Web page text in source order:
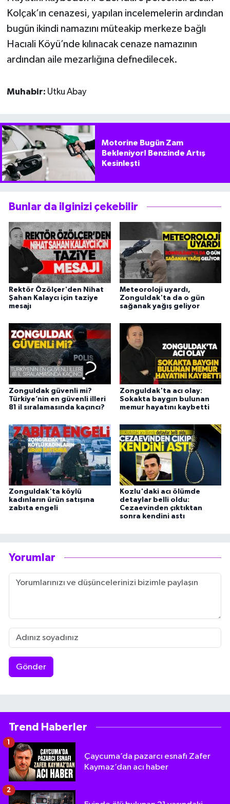
Kolçak’ın cenazesi, yapılan incelemelerin ardından
bugün ikindi namazını müteakip merkeze bağlı
Hacıali Köyü’nde kılınacak cenaze namazının
ardından aile mezarlığına defnedilecek.
Muhabir: Utku Abay
Motorine Bugün Zam
Bekleniyor! Benzinde Artış
Kesinleşti
Bunlar da ilginizi çekebilir
Rektör Özölçer'den Nihat
Şahan Kalaycı için taziye
mesajı
Meteoroloji uyardı,
Zonguldak'ta da o gün
sağanak yağış geliyor
Zonguldak güvenli mi?
Türkiye’nin en güvenli illeri
81 il sıralamasında kaçıncı?
Zonguldak'ta acı olay:
Sokakta baygın bulunan
memur hayatını kaybetti
Zonguldak'ta köylü
kadınların ürün satışına
zabıta engeli
Kozlu'daki acı ölümde
detaylar belli oldu:
Cezaevinden çıktıktan
sonra kendini astı
Yorumlar
Gönder
Trend Haberler
Çaycuma’da pazarcı esnafı Zafer
Kaymaz’dan acı haber
1
2